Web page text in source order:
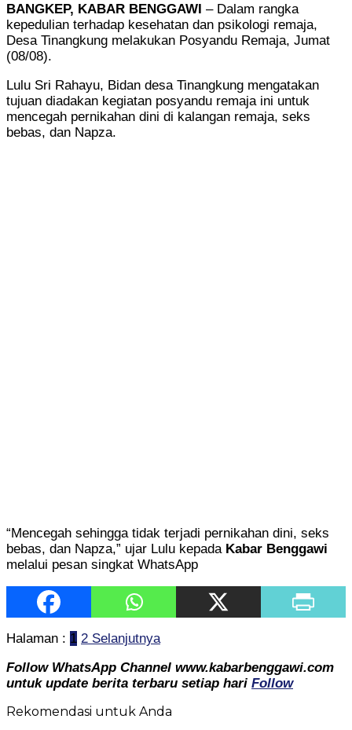
BANGKEP, KABAR BENGGAWI – Dalam rangka
kepedulian terhadap kesehatan dan psikologi remaja,
Desa Tinangkung melakukan Posyandu Remaja, Jumat
(08/08).
Lulu Sri Rahayu, Bidan desa Tinangkung mengatakan
tujuan diadakan kegiatan posyandu remaja ini untuk
mencegah pernikahan dini di kalangan remaja, seks
bebas, dan Napza.
“Mencegah sehingga tidak terjadi pernikahan dini, seks
bebas, dan Napza,” ujar Lulu kepada Kabar Benggawi
melalui pesan singkat WhatsApp
Halaman : 1 2 Selanjutnya
Follow WhatsApp Channel www.kabarbenggawi.com
untuk update berita terbaru setiap hari Follow
Rekomendasi untuk Anda